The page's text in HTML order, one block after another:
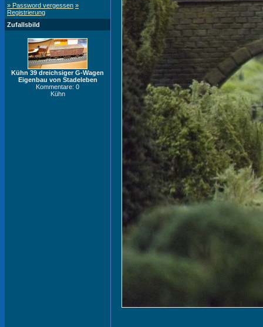
» Password vergessen »
Registrierung
Zufallsbild
Kühn 39 dreichsiger G-Wagen
Eigenbau von Stadeleben
Kommentare: 0
Kühn